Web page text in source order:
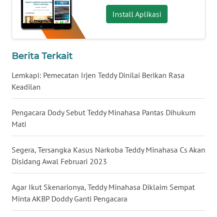
Install Aplikasi
Berita Terkait
Lemkapi: Pemecatan Irjen Teddy Dinilai Berikan Rasa
Keadilan
Pengacara Dody Sebut Teddy Minahasa Pantas Dihukum
Mati
Segera, Tersangka Kasus Narkoba Teddy Minahasa Cs Akan
Disidang Awal Februari 2023
Agar Ikut Skenarionya, Teddy Minahasa Diklaim Sempat
Minta AKBP Doddy Ganti Pengacara
WN
BABEL
WN
SUMBAR
WN
LAMPUNG
JATENG